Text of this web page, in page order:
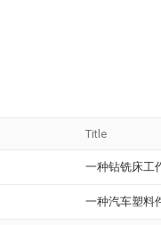
Title
一种钻铣床工
一种汽车塑料